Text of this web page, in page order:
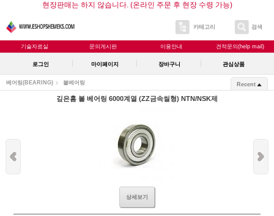
현장판매는 하지 않습니다. (온라인 주문 후 현장 수령 가능)
카테고리 검색
기술자료실 문의게시판 이용안내 견적문의(help mail)
로그인 마이페이지 장바구니 관심상품
베어링(BEARING) 볼베어링 Recent
깊은홈 볼 베어링 6000계열 (ZZ금속씰형) NTN/NSK제
상세보기